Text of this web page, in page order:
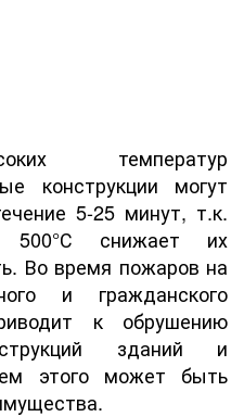
температур
конструкции могут
5-25 минут, т.к.
500°С снижает их
Во время пожаров на
и гражданского
к обрушению
зданий и
этого может быть